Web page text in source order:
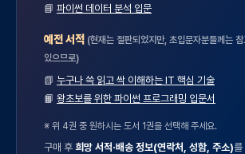
📘 파이썬 데이터 분석 입문
예전 서적 (현재는 절판되었지만, 초입문자분들께는
있으므로)
📗 누구나 쓱 읽고 싹 이해하는 IT 핵심 기술
📙 왕초보를 위한 파이썬 프로그래밍 입문서
※ 위 4권 중 원하시는 도서 1권을 선택해 주세요.
구매 후 희망 서적·배송 정보(연락처, 성함, 주소)를